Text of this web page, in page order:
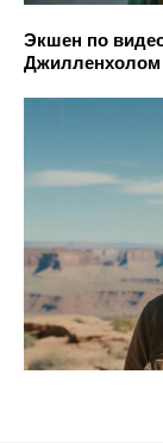
Экшен по
Джилленхолом